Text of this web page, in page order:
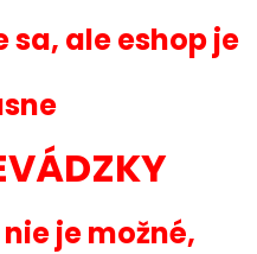
ale eshop je
je možné,